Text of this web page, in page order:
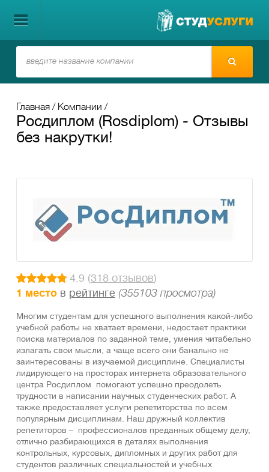
Главная Компании
Росдиплом (Rosdiplom) - Отзывы
без накрутки!
4.9 (318 отзывов)
1 место в рейтинге (355103 просмотра)
Многим студентам для успешного выполнения какой-либо
учебной работы не хватает времени, недостает практики
поиска материалов по заданной теме, умения читабельно
излагать свои мысли, а чаще всего они банально не
заинтересованы в изучаемой дисциплине. Специалисты
лидирующего на просторах интернета образовательного
центра Росдиплом помогают успешно преодолеть
трудности в написании научных студенческих работ. А
также предоставляет услуги репетиторства по всем
популярным дисциплинам. Наш дружный коллектив
репетиторов – профессионалов преданных общему делу,
отлично разбирающихся в деталях выполнения
кoнтpольных, курcoвыx, диплoмных и других paбот для
студентов рaзличных специальностей и yчeбныx